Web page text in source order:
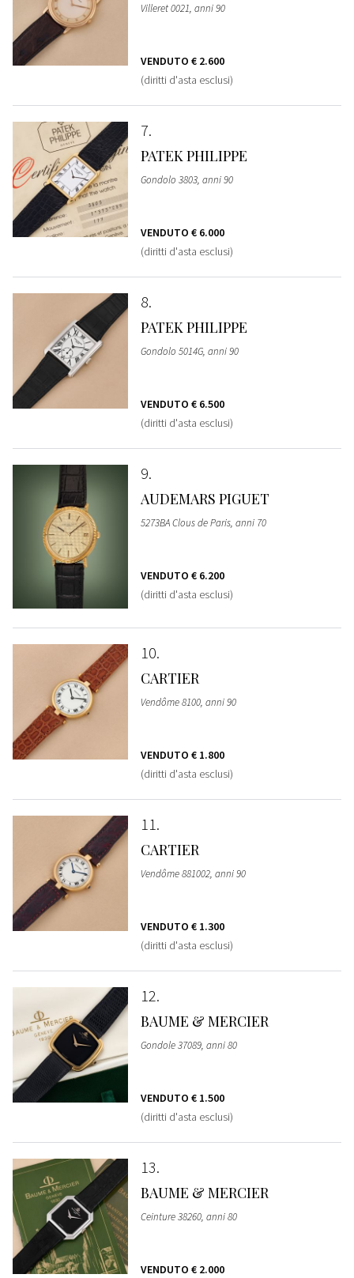
Villeret 0021, anni 90
VENDUTO € 2.600
(diritti d'asta esclusi)
7
PATEK PHILIPPE
Gondolo 3803, anni 90
VENDUTO € 6.000
(diritti d'asta esclusi)
8
PATEK PHILIPPE
Gondolo 5014G, anni 90
VENDUTO € 6.500
(diritti d'asta esclusi)
9
AUDEMARS PIGUET
5273BA Clous de Paris, anni 70
VENDUTO € 6.200
(diritti d'asta esclusi)
10
CARTIER
Vendôme 8100, anni 90
VENDUTO € 1.800
(diritti d'asta esclusi)
11
CARTIER
Vendôme 881002, anni 90
VENDUTO € 1.300
(diritti d'asta esclusi)
12
BAUME & MERCIER
Gondole 37089, anni 80
VENDUTO € 1.500
(diritti d'asta esclusi)
13
BAUME & MERCIER
Ceinture 38260, anni 80
VENDUTO € 2.000